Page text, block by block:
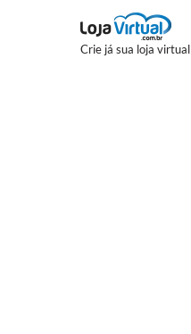
Crie já sua loja virtual